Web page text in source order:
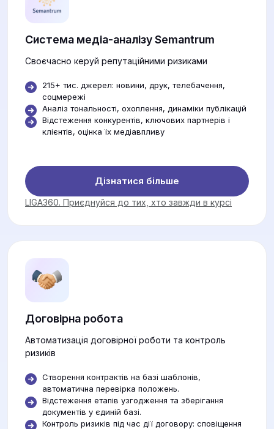
Система медіа-аналізу Semantrum
Своєчасно керуй репутаційними ризиками
215+ тис. джерел: новини, друк, телебачення,
соцмережі
Аналіз тональності, охоплення, динаміки публікацій
Відстеження конкурентів, ключових партнерів і
клієнтів, оцінка їх медіавпливу
Дізнатися більше
LIGA360. Приєднуйся до тих, хто завжди в курсі
Договірна робота
Автоматизація договірної роботи та контроль
ризиків
Створення контрактів на базі шаблонів,
автоматична перевірка положень.
Відстеження етапів узгодження та зберігання
документів у єдиній базі.
Контроль ризиків під час дії договору: сповіщення